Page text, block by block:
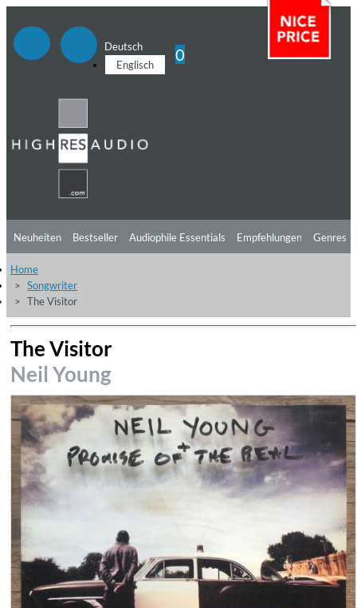
Deutsch
Englisch
0
Neuheiten Bestseller Audiophile Essentials Empfehlungen
Hörtipps
Videos
Genres
Home
Songwriter
The Visitor
The Visitor
Neil Young